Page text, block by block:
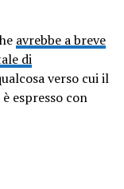
avrebbe a breve
di
verso cui il
è espresso con